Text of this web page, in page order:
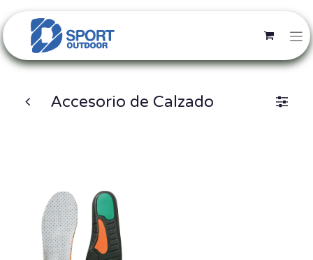
Accesorio de Calzado